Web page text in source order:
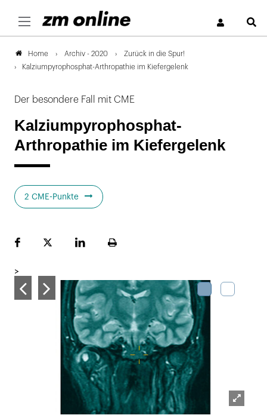
Home Archiv - 2020
Zurück in die Spur!
Kalziumpyrophosphat-Arthropathie im Kiefergelenk
Der besondere Fall mit CME
Kalziumpyrophosphat-
Arthropathie im Kiefergelenk
2 CME-Punkte
FacebookPlattformLinekdInSeite
>